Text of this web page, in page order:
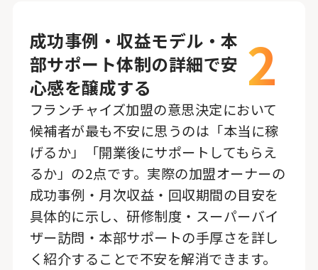
成功事例・収益モデル・本
部サポート体制の詳細で安
心感を醸成する
2
フランチャイズ加盟の意思決定において
候補者が最も不安に思うのは「本当に稼
げるか」「開業後にサポートしてもらえ
るか」の2点です。実際の加盟オーナーの
成功事例・月次収益・回収期間の目安を
具体的に示し、研修制度・スーパーバイ
ザー訪問・本部サポートの手厚さを詳し
く紹介することで不安を解消できます。